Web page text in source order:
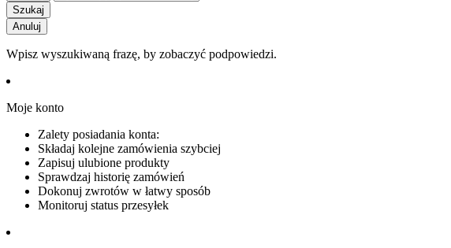
Szukaj
Anuluj
Wpisz wyszukiwaną frazę, by zobaczyć podpowiedzi.
Moje konto
Zalety posiadania konta:
Składaj kolejne zamówienia szybciej
Zapisuj ulubione produkty
Sprawdzaj historię zamówień
Dokonuj zwrotów w łatwy sposób
Monitoruj status przesyłek